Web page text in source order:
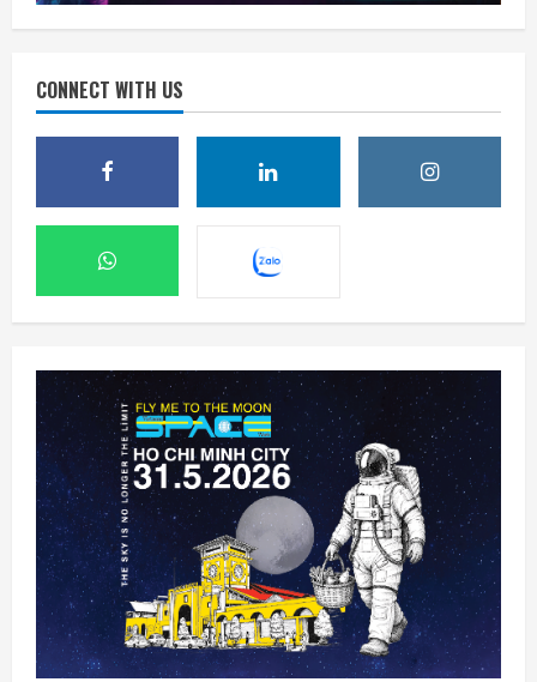
CONNECT WITH US
2
SpaceX phóng thêm 3 vệ tinh BlueBird kết
nối di động trực tiếp
6 Tháng 8 2026, 06:30
Ngành không gian đã sẵn sàng để cho AI
điều khiển các vệ tinh chưa?